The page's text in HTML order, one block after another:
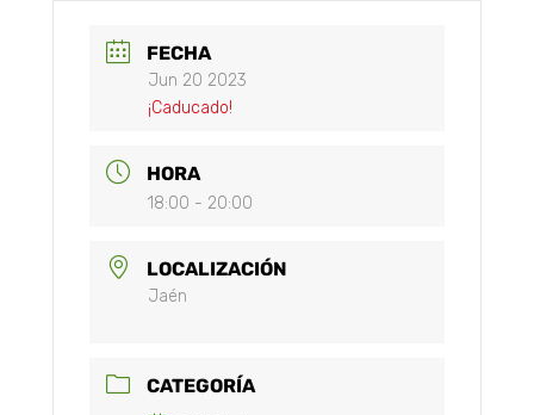
FECHA
Jun 20 2023
¡Caducado!
HORA
18:00 - 20:00
LOCALIZACIÓN
Jaén
CATEGORÍA